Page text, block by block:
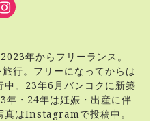
年からフリーランス。
行。フリーになってからは
。23年6月バンコクに新築
年・24年は妊娠・出産に伴
真はInstagramで投稿中。